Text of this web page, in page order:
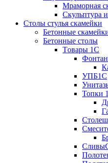
Мраморная
Скульптура
Столы стулья скамейки
Бетонные
Бетонные столы
Tовары 1C
УПБ1С
Топки